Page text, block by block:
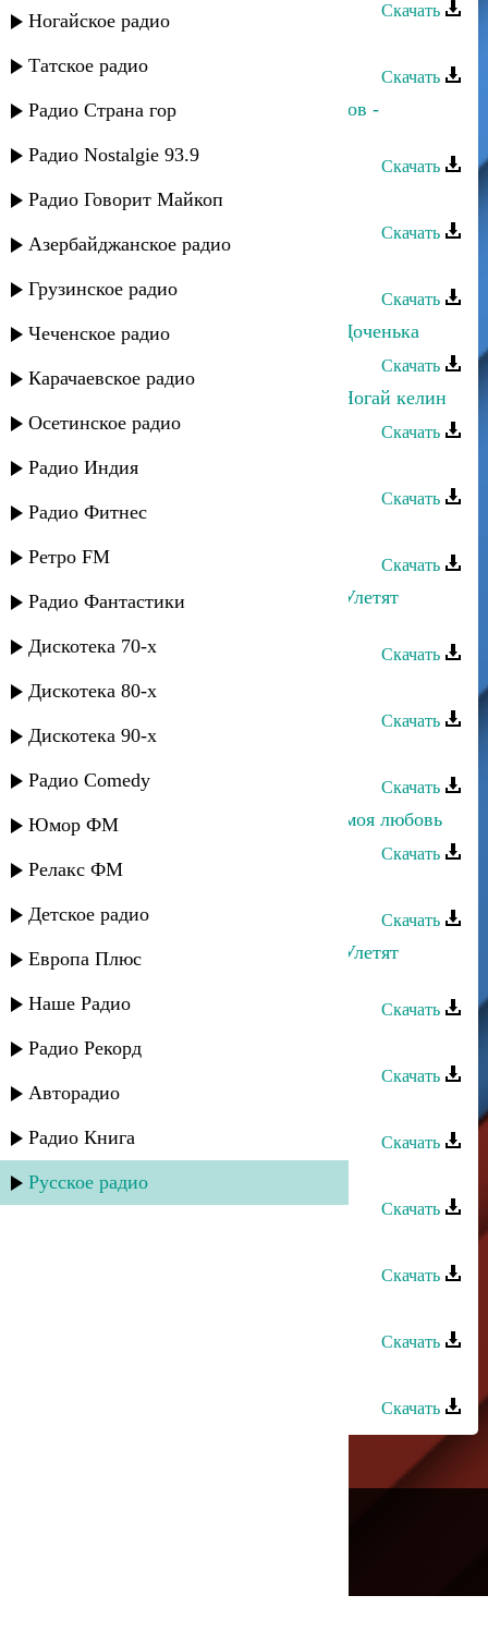
Ногайское радио
Татское радио
Радио Страна гор
Радио Nostalgie 93.9
Радио Говорит Майкоп
Азербайджанское радио
Грузинское радио
Чеченское радио
Карачаевское радио
Осетинское радио
Радио Индия
Радио Фитнес
Ретро FM
Радио Фантастики
Дискотека 70-х
Дискотека 80-х
Дискотека 90-х
Радио Comedy
Юмор ФМ
Релакс ФМ
Детское радио
Европа Плюс
Наше Радио
Радио Рекорд
Авторадио
Радио Книга
Русское радио
Скачать
Скачать
Руслан Гасанов и Асланбек Идрисов -
Скачать
Руслан Гасанов - Твой взгляд
Скачать
Скачать
Руслан Яриков и Лина Ярикова - Доченька
Скачать
Руслан Яриков и Лина Ярикова - Ногай келин
Скачать
Руслан Гасанов - Подари
Скачать
Скачать
Руслан Гасанов и Лаура Алиева - Улетят
Скачать
Руслан Ахмеров - Девчёнка
Скачать
Скачать
Джанибек Рамазанов - Зачем тебе моя любовь
Скачать
Скачать
Руслан Гасанов и Лаура Алиева - Улетят
мысли
Скачать
Руслан Агоев - Жизнь цени
Скачать
Руслан Магомедов - Весна
Скачать
Руслан Гасанов - Как мне забыть
Скачать
Скачать
Скачать
Скачать